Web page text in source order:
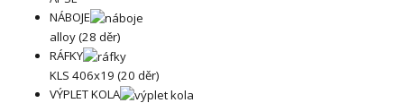
NÁBOJE
alloy (28 děr)
RÁFKY
KLS 406x19 (20 děr)
VÝPLET KOLA